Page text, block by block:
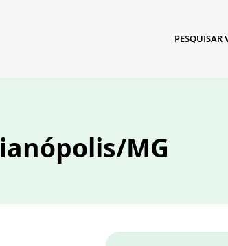
PESQUISAR
MG